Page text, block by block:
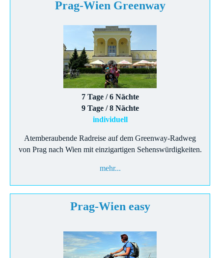
Prag-Wien Greenway
7 Tage / 6 Nächte
9 Tage / 8 Nächte
individuell
Atemberaubende Radreise auf dem Greenway-Radweg
von Prag nach Wien mit einzigartigen Sehenswürdigkeiten.
mehr...
Prag-Wien easy